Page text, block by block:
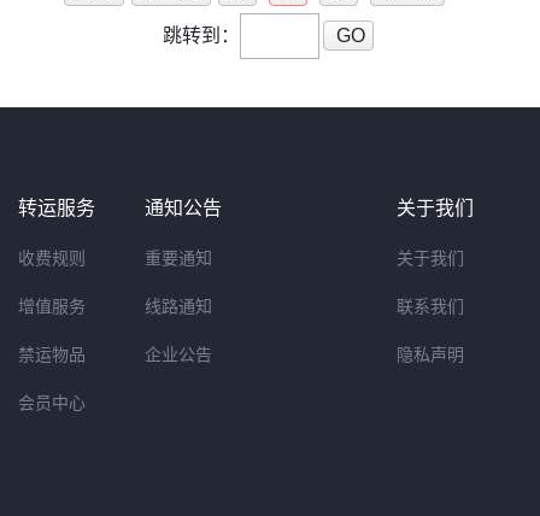
跳转到： GO
转运服务
收费规则
增值服务
禁运物品
会员中心
通知公告
重要通知
线路通知
企业公告
关于我们
关于我们
联系我们
隐私声明